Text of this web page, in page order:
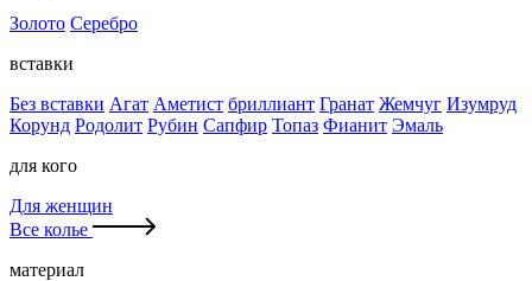
Золото Серебро
вставки
Без вставки Агат Аметист бриллиант Гранат Жемчуг Изумруд
Корунд Родолит Рубин Сапфир Топаз Фианит Эмаль
для кого
Для женщин
Все колье
материал